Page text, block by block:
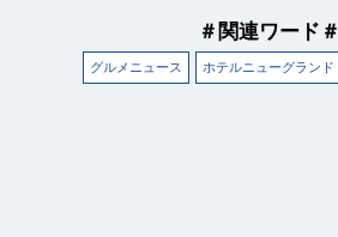
＃関連ワード＃
グルメニュース ホテルニューグランド